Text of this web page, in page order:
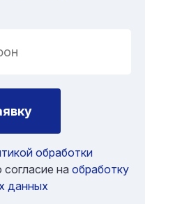
обработки
на обработку
данных